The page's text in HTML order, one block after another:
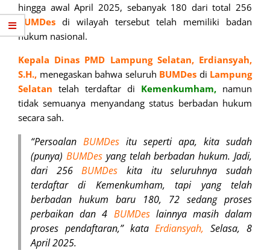
hingga awal April 2025, sebanyak 180 dari total 256
BUMDes di wilayah tersebut telah memiliki badan
hukum nasional.
Kepala Dinas PMD Lampung Selatan, Erdiansyah,
S.H., menegaskan bahwa seluruh BUMDes di Lampung
Selatan telah terdaftar di Kemenkumham, namun
tidak semuanya menyandang status berbadan hukum
secara sah.
“Persoalan BUMDes itu seperti apa, kita sudah
(punya) BUMDesyang telah berbadan hukum. Jadi,
dari 256BUMDes kita itu seluruhnya sudah
terdaftar di Kemenkumham, tapi yang telah
berbadan hukum baru 180, 72 sedang proses
perbaikan dan 4 BUMDeslainnya masih dalam
proses pendaftaran,” kataErdiansyah, Selasa, 8
April 2025.